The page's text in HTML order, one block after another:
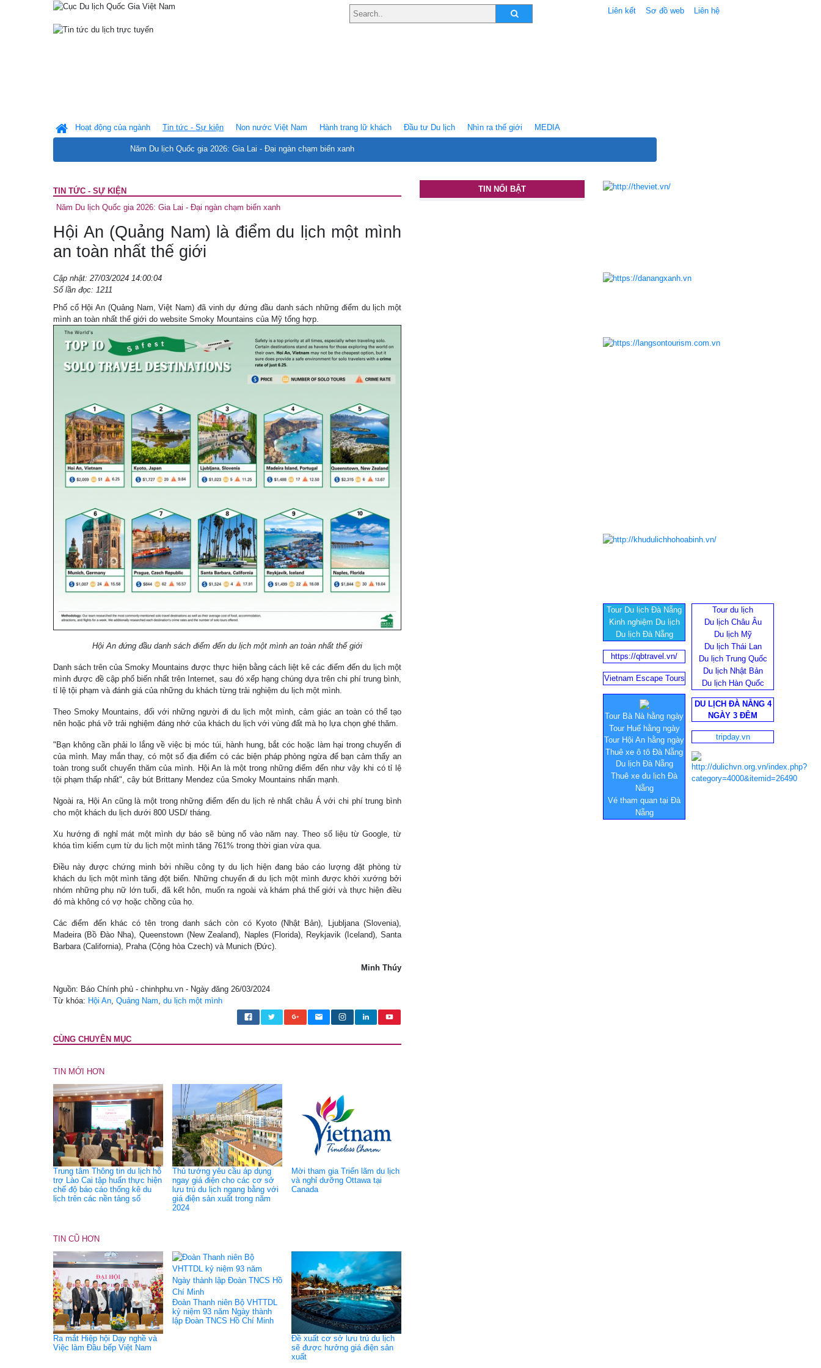
Liên kết Sơ đồ web Liên hệ
Hoạt động của ngành Tin tức - Sự kiện
Năm Du lịch Quốc gia 2026: Gia Lai - Đại ngàn chạm biển xanh
Non nước Việt Nam Hành trang lữ khách Ðầu tư Du lịch Nhìn ra thế giới MEDIA
TIN TỨC - SỰ KIỆN
Năm Du lịch Quốc gia 2026: Gia Lai - Đại ngàn chạm biển xanh
Hội An (Quảng Nam) là điểm du lịch một mình
an toàn nhất thế giới
Cập nhật: 27/03/2024 14:00:04
Số lần đọc: 1211
Phố cổ Hội An (Quảng Nam, Việt Nam) đã vinh dự đứng đầu danh sách những điểm du lịch một
mình an toàn nhất thế giới do website Smoky Mountains của Mỹ tổng hợp.
Hội An đứng đầu danh sách điểm đến du lịch một mình an toàn nhất thế giới
Danh sách trên của Smoky Mountains được thực hiện bằng cách liệt kê các điểm đến du lịch một
mình được đề cập phổ biến nhất trên Internet, sau đó xếp hạng chúng dựa trên chi phí trung bình,
tỉ lệ tội phạm và đánh giá của những du khách từng trải nghiệm du lịch một mình.
Theo Smoky Mountains, đối với những người đi du lịch một mình, cảm giác an toàn có thể tạo
nên hoặc phá vỡ trải nghiệm đáng nhớ của khách du lịch với vùng đất mà họ lựa chọn ghé thăm.
"Bạn không cần phải lo lắng về việc bị móc túi, hành hung, bắt cóc hoặc làm hại trong chuyến đi
của mình. May mắn thay, có một số địa điểm có các biện pháp phòng ngừa để bạn cảm thấy an
toàn trong suốt chuyến thăm của mình. Hội An là một trong những điểm đến như vậy khi có tỉ lệ
tội phạm thấp nhất", cây bút Brittany Mendez của Smoky Mountains nhấn mạnh.
Ngoài ra, Hội An cũng là một trong những điểm đến du lịch rẻ nhất châu Á với chi phí trung bình
cho một khách du lịch dưới 800 USD/ tháng.
Xu hướng đi nghỉ mát một mình dự báo sẽ bùng nổ vào năm nay. Theo số liệu từ Google, từ
khóa tìm kiếm cụm từ du lịch một mình tăng 761% trong thời gian vừa qua.
Điều này được chứng minh bởi nhiều công ty du lịch hiện đang báo cáo lượng đặt phòng từ
khách du lịch một mình tăng đột biến. Những chuyến đi du lịch một mình được khởi xướng bởi
nhóm những phụ nữ lớn tuổi, đã kết hôn, muốn ra ngoài và khám phá thế giới và thực hiện điều
đó mà không có vợ hoặc chồng của họ.
Các điểm đến khác có tên trong danh sách còn có Kyoto (Nhật Bản), Ljubljana (Slovenia),
Madeira (Bồ Đào Nha), Queenstown (New Zealand), Naples (Florida), Reykjavik (Iceland), Santa
Barbara (California), Praha (Cộng hòa Czech) và Munich (Đức).
Minh Thúy
Nguồn: Báo Chính phủ - chinhphu.vn - Ngày đăng 26/03/2024
Từ khóa: Hội An, Quảng Nam, du lịch một mình
CÙNG CHUYÊN MỤC
TIN MỚI HƠN
Trung tâm Thông tin du lịch hỗ
trợ Lào Cai tập huấn thực hiện
chế độ báo cáo thống kê du
lịch trên các nền tảng số
Thủ tướng yêu cầu áp dụng
ngay giá điện cho các cơ sở
lưu trú du lịch ngang bằng với
giá điện sản xuất trong năm
2024
Mời tham gia Triển lãm du lịch
và nghỉ dưỡng Ottawa tại
Canada
TIN CŨ HƠN
Ra mắt Hiệp hội Dạy nghề và
Việc làm Đầu bếp Việt Nam
Đoàn Thanh niên Bộ VHTTDL
kỷ niệm 93 năm Ngày thành
lập Đoàn TNCS Hồ Chí Minh
Đề xuất cơ sở lưu trú du lịch
sẽ được hưởng giá điện sản
xuất
TIN NỔI BẬT
Tour Du lịch Đà Nẵng
Kinh nghiệm Du lịch
Du lịch Đà Nẵng
Tour du lịch
Du lịch Châu Âu
Du lịch Mỹ
Du lịch Thái Lan
Du lịch Trung Quốc
Du lịch Nhật Bản
Du lịch Hàn Quốc
https://qbtravel.vn/
Vietnam Escape Tours
Tour Bà Nà hằng ngày
Tour Huế hằng ngày
Tour Hội An hằng ngày
Thuê xe ô tô Đà Nẵng
Du lịch Đà Nẵng
Thuê xe du lịch Đà
Nẵng
Vé tham quan tại Đà
Nẵng
DU LỊCH ĐÀ NẴNG 4
NGÀY 3 ĐÊM
tripday.vn